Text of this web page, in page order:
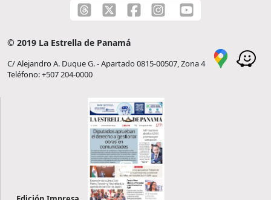
© 2019 La Estrella de Panamá
C/ Alejandro A. Duque G. - Apartado 0815-00507, Zona 4
Teléfono: +507 204-0000